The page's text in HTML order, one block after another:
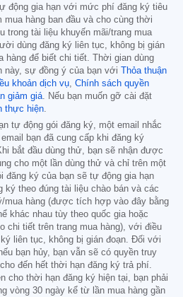
động gia hạn với mức phí đăng ký tiêu
mua hàng ban đầu và cho cùng thời
trong tài liệu khuyến mãi/trang mua
dùng đăng ký liên tục, không bị gián
hàng để biết chi tiết. Thời gian dùng
này, sự đồng ý của bạn với Thỏa thuận
khoản dịch vụ Chính sách quyền
giảm giá . Nếu bạn muốn gỡ cài đặt
thực hiện
tự động gói đăng ký, một email nhắc
bạn đã cung cấp khi đăng ký
bắt đầu dùng thử, bạn sẽ nhận được
cho một lần dùng thử và chỉ trên một
đăng ký của bạn sẽ tự động gia hạn
theo đúng tài liệu chào bán và các
mua hàng (được tích hợp vào đây bằng
khác nhau tùy theo quốc gia hoặc
chi tiết trên trang mua hàng), với điều
liên tục, không bị gián đoạn. Đối với
bạn hủy, bạn vẫn sẽ có quyền truy
đến hết thời hạn đăng ký trả phí.
cho thời hạn đăng ký hiện tại, bạn phải
vòng 30 ngày kể từ lần mua hàng gần